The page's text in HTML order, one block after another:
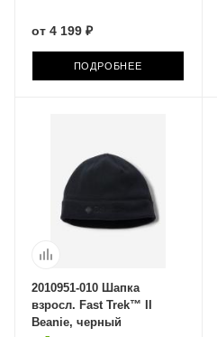
от 4 199 ₽
ПОДРОБНЕЕ
2010951-010 Шапка
взросл. Fast Trek™ II
Beanie, черный